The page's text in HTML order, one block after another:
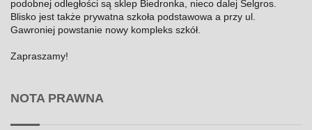
podobnej odległości są sklep Biedronka, nieco dalej Selgros.
Blisko jest także prywatna szkoła podstawowa a przy ul.
Gawroniej powstanie nowy kompleks szkół.
Zapraszamy!
NOTA PRAWNA